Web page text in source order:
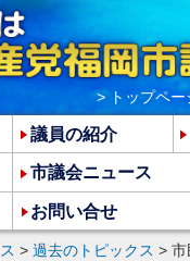
> 過去のトピックス > 市民アンケートに
議員の紹介
市議会ニュース
お問い合せ
> トップペー